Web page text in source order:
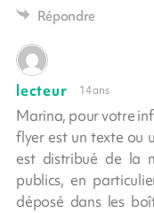
Répondre
lecteur 14 ans
Marina, pour votre
flyer est un texte ou
est distribué de la
publics, en
déposé dans les